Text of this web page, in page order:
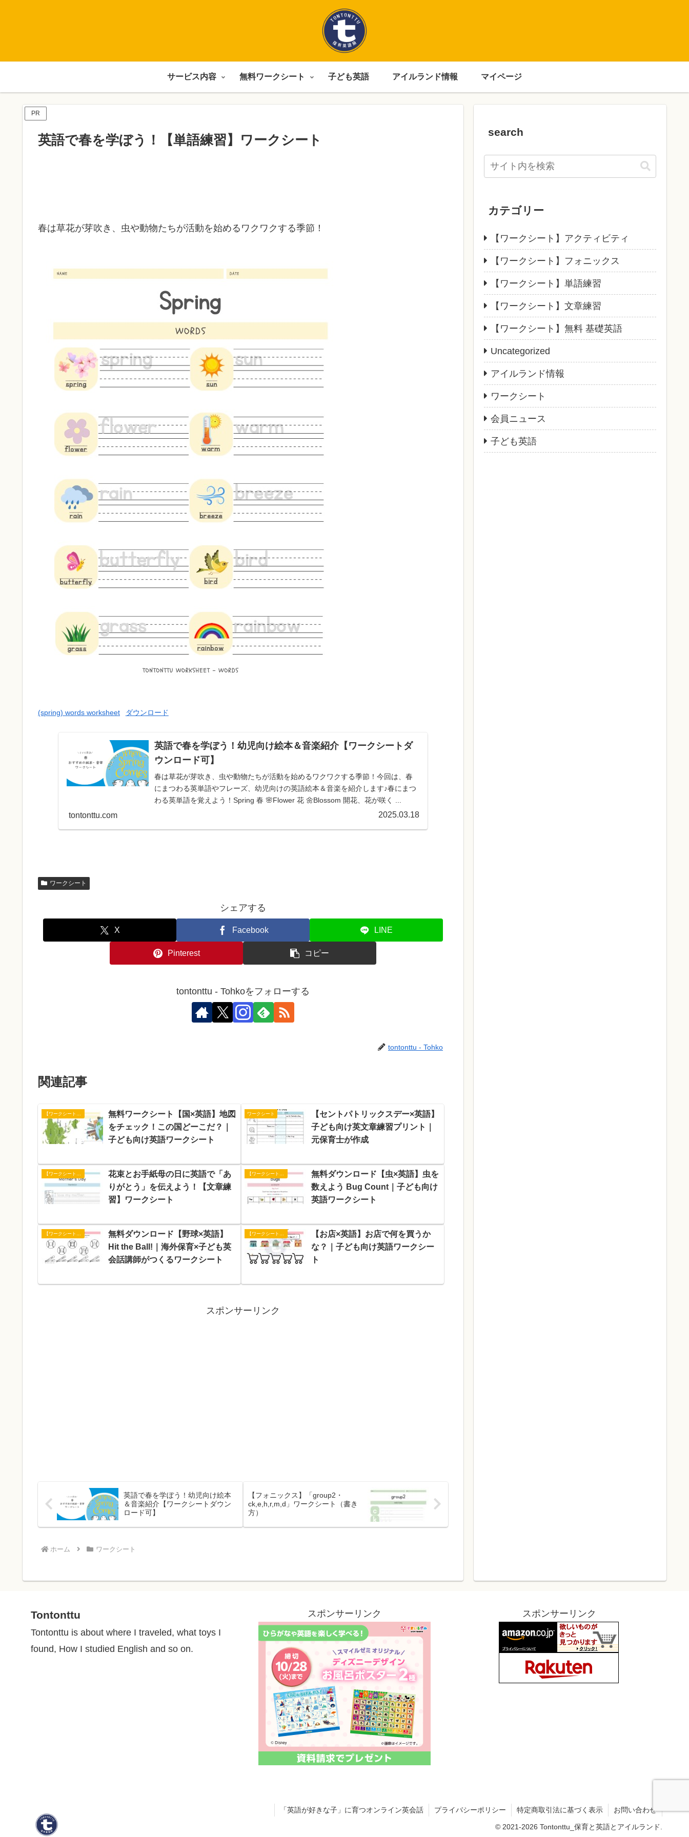
サービス内容 無料ワークシート 子ども英語 アイルランド情報 マイページ
PR
英語で春を学ぼう！【単語練習】ワークシート
春は草花が芽吹き、虫や動物たちが活動を始めるワクワクする季節！
(spring) words worksheet ダウンロード
英語で春を学ぼう！幼児向け絵本＆音楽紹介【ワークシートダ
ウンロード可】
春は草花が芽吹き、虫や動物たちが活動を始めるワクワクする季節！今回は、春
にまつわる英単語やフレーズ、幼児向けの英語絵本＆音楽を紹介します♪春にまつ
わる英単語を覚えよう！Spring 春 🌸Flower 花 🌼Blossom 開花、花が咲く ...
tontonttu.com 2025.03.18
ワークシート
シェアする
X Facebook LINE
Pinterest コピー
tontonttu - Tohkoをフォローする
tontonttu - Tohko
関連記事
無料ワークシート【国×英語】地図
をチェック！この国どーこだ？｜
子ども向け英語ワークシート
ワークシート
【セントパトリックスデー×英語】
子ども向け英文章練習プリント｜
元保育士が作成
花束とお手紙母の日に英語で「あ
りがとう」を伝えよう！【文章練
習】ワークシート
無料ダウンロード【虫×英語】虫を
数えよう Bug Count｜子ども向け
英語ワークシート
無料ダウンロード【野球×英語】
Hit the Ball!｜海外保育×子ども英
会話講師がつくるワークシート
【お店×英語】お店で何を買うか
な？｜子ども向け英語ワークシー
ト
スポンサーリンク
英語で春を学ぼう！幼児向け絵本
＆音楽紹介【ワークシートダウン
ロード可】
【フォニックス】「group2・
ck,e,h,r,m,d」ワークシート（書き
方）
ホーム ワークシート
search
カテゴリー
【ワークシート】アクティビティ
【ワークシート】フォニックス
【ワークシート】単語練習
【ワークシート】文章練習
【ワークシート】無料 基礎英語
Uncategorized
アイルランド情報
ワークシート
会員ニュース
子ども英語
Tontonttu
Tontonttu is about where I traveled, what toys I
found, How I studied English and so on.
スポンサーリンク スポンサーリンク
「英語が好きな子」に育つオンライン英会話 プライバシーポリシー 特定商取引法に基づく表示 お問い合わせ
© 2021-2026 Tontonttu_保育と英語とアイルランド.